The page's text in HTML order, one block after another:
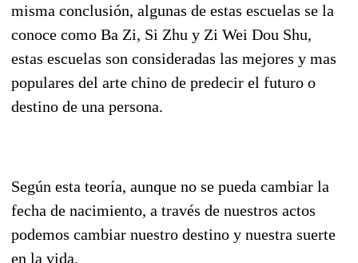
misma conclusión, algunas de estas escuelas se la
conoce como Ba Zi, Si Zhu y Zi Wei Dou Shu,
estas escuelas son consideradas las mejores y mas
populares del arte chino de predecir el futuro o
destino de una persona.
Según esta teoría, aunque no se pueda cambiar la
fecha de nacimiento, a través de nuestros actos
podemos cambiar nuestro destino y nuestra suerte
en la vida.